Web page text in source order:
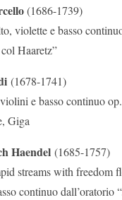
(1686-1739)
violette e basso
Haaretz”
(1678-1741)
e basso continuo
Giga
Haendel (1685-1757)
streams with freedom
continuo dall’oratorio